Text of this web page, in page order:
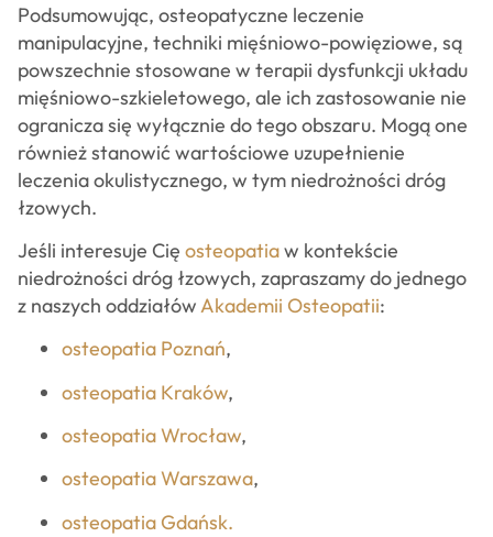
Podsumowując, osteopatyczne leczenie
manipulacyjne, techniki mięśniowo-powięziowe, są
powszechnie stosowane w terapii dysfunkcji układu
mięśniowo-szkieletowego, ale ich zastosowanie nie
ogranicza się wyłącznie do tego obszaru. Mogą one
również stanowić wartościowe uzupełnienie
leczenia okulistycznego, w tym niedrożności dróg
łzowych.
Jeśli interesuje Cię osteopatiaw kontekście
niedrożności dróg łzowych, zapraszamy do jednego
z naszych oddziałówAkademii Osteopatii:
osteopatia Poznań,
osteopatia Kraków,
osteopatia Wrocław,
osteopatia Warszawa,
osteopatia Gdańsk.